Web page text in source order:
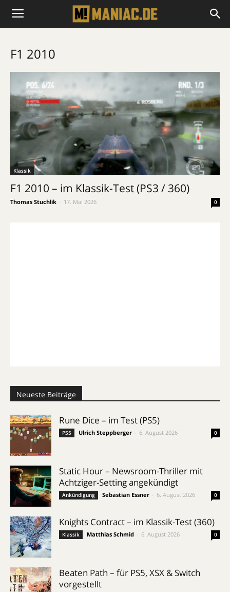
F1 2010
Klassik
F1 2010 – im Klassik-Test (PS3 / 360)
Thomas Stuchlik 17. Mai 2026 0
Neueste Beiträge
Rune Dice – im Test (PS5)
PS5 Ulrich Steppberger 6. August 2026 0
Static Hour – Newsroom-Thriller mit
Achtziger-Setting angekündigt
Ankündigung Sebastian Essner 6. August 2026 0
Knights Contract – im Klassik-Test (360)
Klassik Matthias Schmid 6. August 2026 0
Beaten Path – für PS5, XSX & Switch
vorgestellt